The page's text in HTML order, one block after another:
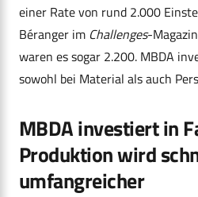
einer Rate von rund 2.000
Béranger im Challenges-
waren es sogar 2.200. MBDA
sowohl bei Material als auch
MBDA investiert in
Produktion wird
umfangreicher